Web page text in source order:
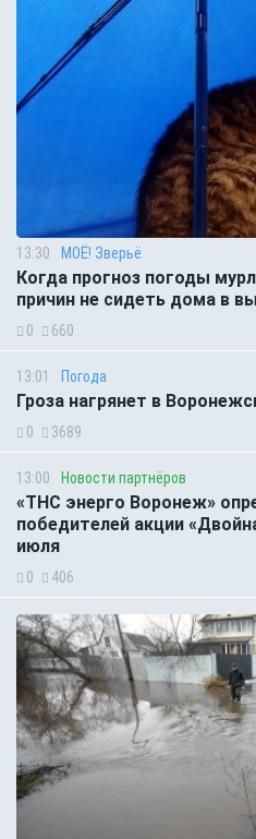
13:30 МОЁ! Зверьё
Когда прогноз погоды
причин не сидеть дома в
0 660
13:01 Погода
Гроза нагрянет в
0 3689
13:00 Новости партнёров
«ТНС энерго Воронеж»
победителей акции
июля
0 406